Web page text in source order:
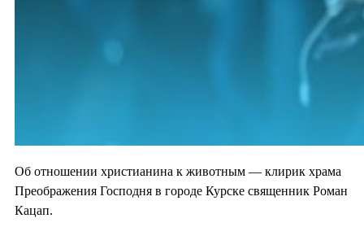
Об отношении христианина к животным — клирик храма
Преображения Господня в городе Курске священник Роман
Кацап.